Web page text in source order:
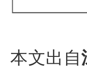
本文出自